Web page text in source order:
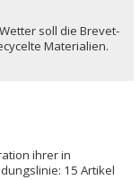
soll die Brevet-
Materialien.
ihrer in
15 Artikel